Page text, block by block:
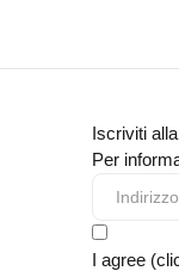
Iscriviti
Per
I agree